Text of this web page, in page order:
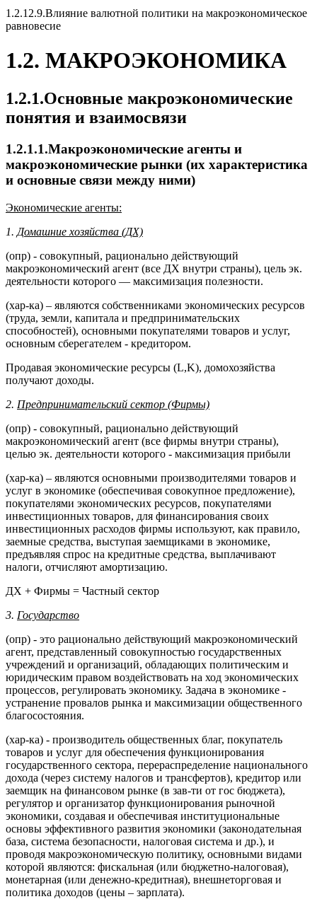
1.2.12.9.Влияние валютной политики на макроэкономическое
равновесие
1.2. МАКРОЭКОНОМИКА
1.2.1.Основные макроэкономические
понятия и взаимосвязи
1.2.1.1.Макроэкономические агенты и
макроэкономические рынки (их характеристика
и основные связи между ними)
Экономические агенты:
1. Домашние хозяйства (ДХ)
(опр) - совокупный, рационально действующий
макроэкономический агент (все ДХ внутри страны), цель эк.
деятельности которого — максимизация полезности.
(хар-ка) – являются собственниками экономических ресурсов
(труда, земли, капитала и предпринимательских
способностей), основными покупателями товаров и услуг,
основным сберегателем - кредитором.
Продавая экономические ресурсы (L,K), домохозяйства
получают доходы.
2. Предпринимательский сектор (Фирмы)
(опр) - совокупный, рационально действующий
макроэкономический агент (все фирмы внутри страны),
целью эк. деятельности которого - максимизация прибыли
(хар-ка) – являются основными производителями товаров и
услуг в экономике (обеспечивая совокупное предложение),
покупателями экономических ресурсов, покупателями
инвестиционных товаров, для финансирования своих
инвестиционных расходов фирмы используют, как правило,
заемные средства, выступая заемщиками в экономике,
предъявляя спрос на кредитные средства, выплачивают
налоги, отчисляют амортизацию.
ДХ + Фирмы = Частный сектор
3. Государство
(опр) - это рационально действующий макроэкономический
агент, представленный совокупностью государственных
учреждений и организаций, обладающих политическим и
юридическим правом воздействовать на ход экономических
процессов, регулировать экономику. Задача в экономике -
устранение провалов рынка и максимизации общественного
благосостояния.
(хар-ка) - производитель общественных благ, покупатель
товаров и услуг для обеспечения функционирования
государственного сектора, перераспределение национального
дохода (через систему налогов и трансфертов), кредитор или
заемщик на финансовом рынке (в зав-ти от гос бюджета),
регулятор и организатор функционирования рыночной
экономики, создавая и обеспечивая институциональные
основы эффективного развития экономики (законодательная
база, система безопасности, налоговая система и др.), и
проводя макроэкономическую политику, основными видами
которой являются: фискальная (или бюджетно-налоговая),
монетарная (или денежно-кредитная), внешнеторговая и
политика доходов (цены – зарплата).